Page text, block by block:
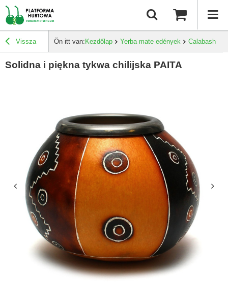
Vissza Ön itt van: Kezdőlap Yerba mate edények Calabash
Solidna i piękna tykwa chilijska PAITA